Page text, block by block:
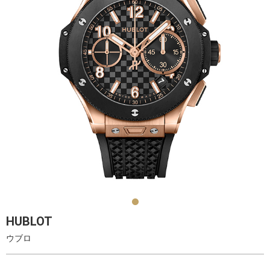
HUBLOT
ウブロ